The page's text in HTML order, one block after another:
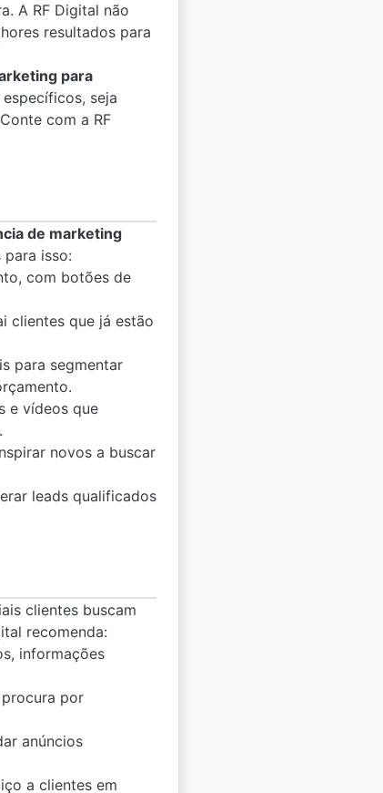
A RF Digital não
resultados para
para
seja
com a RF
de marketing
isso:
com botões de
clientes que já estão
para segmentar
e vídeos que
novos a buscar
leads qualificados
clientes buscam
recomenda:
informações
por
anúncios
a clientes em